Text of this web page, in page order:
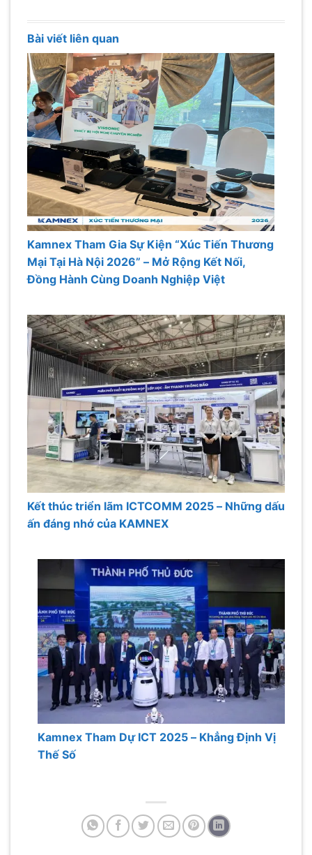
Bài viết liên quan
Kamnex Tham Gia Sự Kiện “Xúc Tiến Thương
Mại Tại Hà Nội 2026” – Mở Rộng Kết Nối,
Đồng Hành Cùng Doanh Nghiệp Việt
Kết thúc triển lãm ICTCOMM 2025 – Những dấu
ấn đáng nhớ của KAMNEX
Kamnex Tham Dự ICT 2025 – Khẳng Định Vị
Thế Số